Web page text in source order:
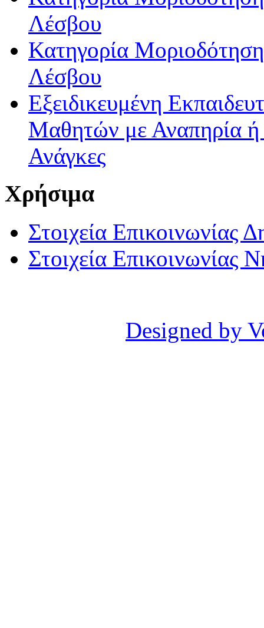
Λέσβου
Κατηγορία
Λέσβου
Εξειδικευμένη
Μαθητών με Αναπηρία ή /
Ανάγκες
Χρήσιμα
Στοιχεία Επικοινωνίας
Στοιχεία Επικοινωνίας
Designed by